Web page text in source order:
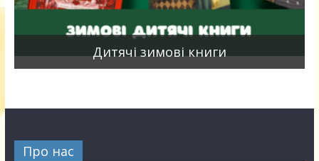
Дитячі зимові книги
Про нас